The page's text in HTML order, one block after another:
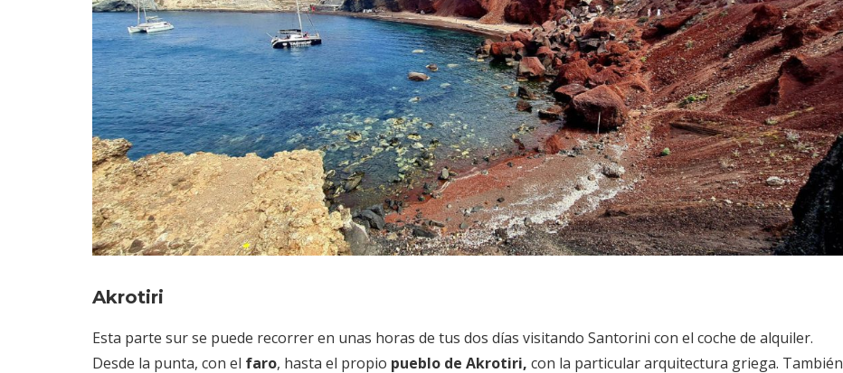
Akrotiri
Esta parte sur se puede recorrer en unas horas de tus dos días visitando Santorini con el coche de alquiler.
Desde la punta, con el faro, hasta el propio pueblo de Akrotiri, con la particular arquitectura griega. También